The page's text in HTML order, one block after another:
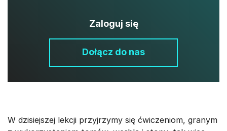
Zaloguj się
Dołącz do nas
W dzisiejszej lekcji przyjrzymy się ćwiczeniom, granym